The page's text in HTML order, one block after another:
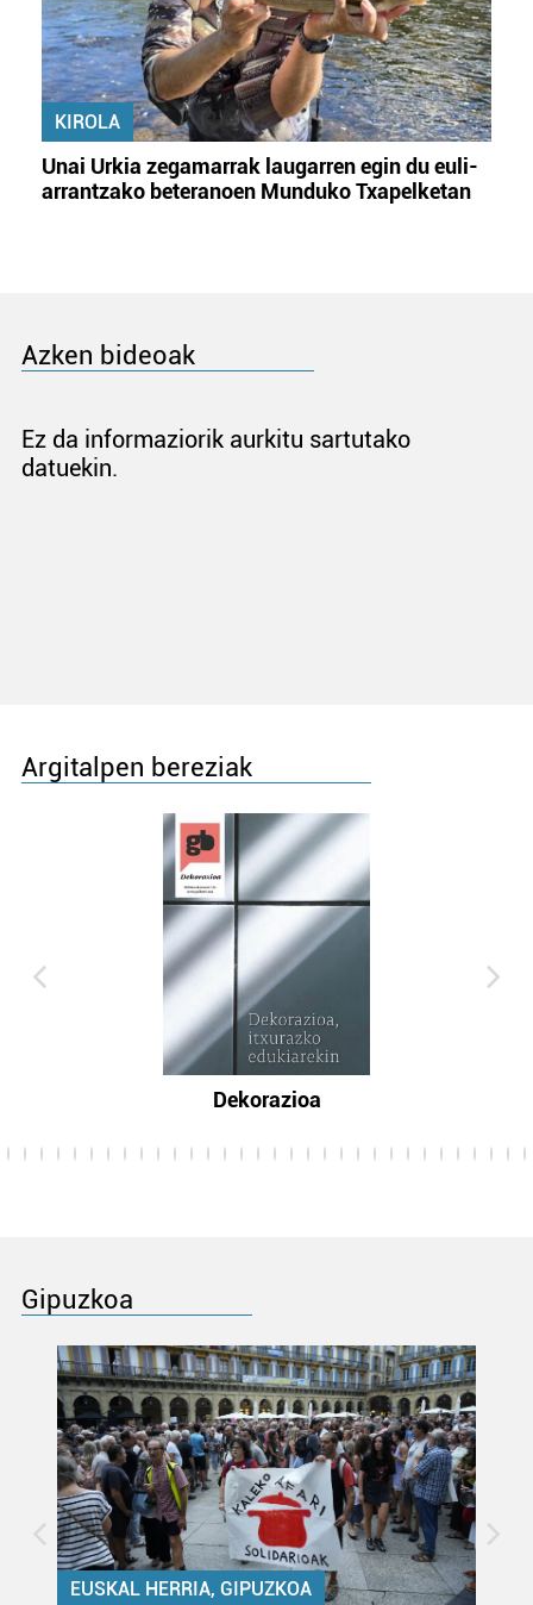
KIROLA
Unai Urkia zegamarrak laugarren egin du euli-
arrantzako beteranoen Munduko Txapelketan
Azken bideoak
Ez da informaziorik aurkitu sartutako
datuekin.
Argitalpen bereziak
Dekorazioa
Gipuzkoa
EUSKAL HERRIA, GIPUZKOA